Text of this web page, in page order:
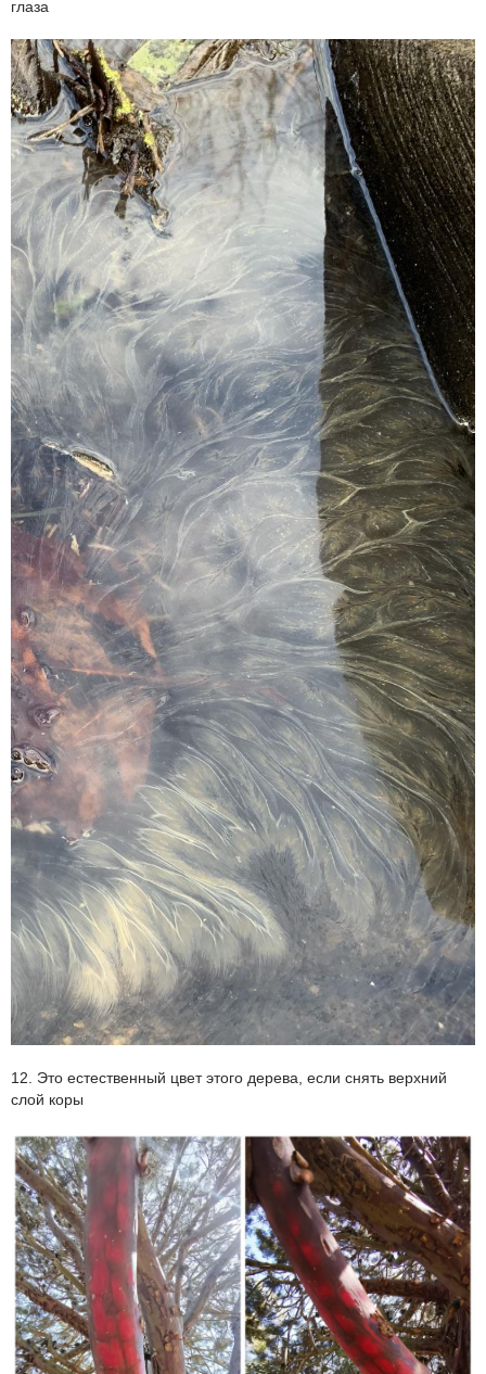
глаза
12. Это естественный цвет этого дерева, если снять верхний
слой коры